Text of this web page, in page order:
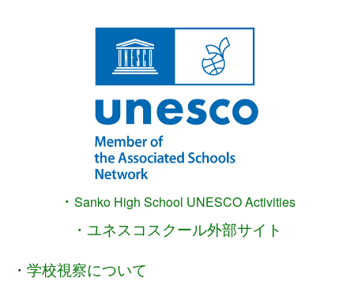
・ Sanko High School UNESCO Activities
・ユネスコスクール外部サイト
・ 学校視察について